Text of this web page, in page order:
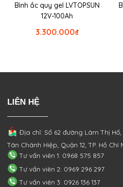
Bình ắc quy gel LVTOPSUN
12V-100Ah
₫
3.300.000
LIÊN HỆ
Địa chỉ: Số 62 đường Lâm Thị Hố,
Tân Chánh Hiệp, Quận 12, TP. Hồ Chí
Tư vấn viên 1: 0968 575 857
Tư vấn viên 2: 0969 296 297
Tư vấn viên 3: 0926 136 137